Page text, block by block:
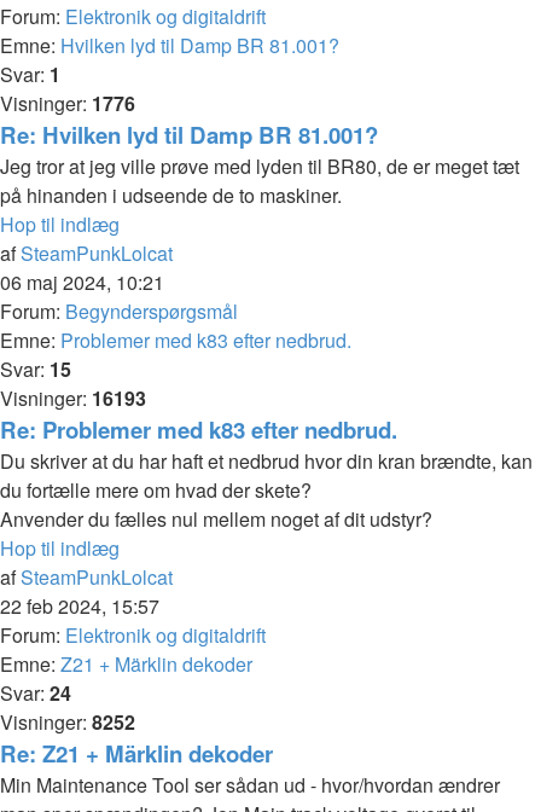
Forum: Elektronik og digitaldrift
Emne: Hvilken lyd til Damp BR 81.001?
Svar: 1
Visninger: 1776
Re: Hvilken lyd til Damp BR 81.001?
Jeg tror at jeg ville prøve med lyden til BR80, de er meget tæt
på hinanden i udseende de to maskiner.
Hop til indlæg
afSteamPunkLolcat
06 maj 2024, 10:21
Forum: Begynderspørgsmål
Emne: Problemer med k83 efter nedbrud.
Svar: 15
Visninger: 16193
Re: Problemer med k83 efter nedbrud.
Du skriver at du har haft et nedbrud hvor din kran brændte, kan
du fortælle mere om hvad der skete?
Anvender du fælles nul mellem noget af dit udstyr?
Hop til indlæg
afSteamPunkLolcat
22 feb 2024, 15:57
Forum: Elektronik og digitaldrift
Emne: Z21 + Märklin dekoder
Svar: 24
Visninger: 8252
Re: Z21 + Märklin dekoder
Min Maintenance Tool ser sådan ud - hvor/hvordan ændrer